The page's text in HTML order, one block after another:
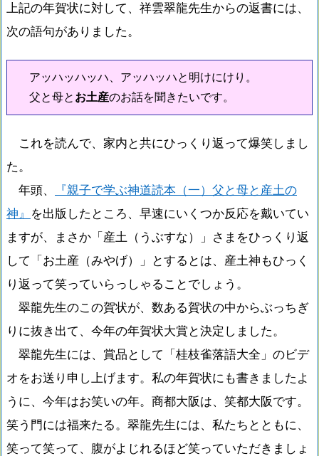
上記の年賀状に対して、祥雲翠龍先生からの返書には、
次の語句がありました。
アッハッハッハ、アッハッハと明けにけり。
父と母と お土産のお話を聞きたいです。
これを読んで、家内と共にひっくり返って爆笑しまし
た。
年頭、
『親子で学ぶ神道読本（一）父と母と産土の
神』 を出版したところ、早速にいくつか反応を戴いてい
ますが、まさか「産土（うぶすな）」さまをひっくり返
して「お土産（みやげ）」とするとは、産土神もひっく
り返って笑っていらっしゃることでしょう。
翠龍先生のこの賀状が、数ある賀状の中からぶっちぎ
りに抜き出て、今年の年賀状大賞と決定しました。
翠龍先生には、賞品として「桂枝雀落語大全」のビデ
オをお送り申し上げます。私の年賀状にも書きましたよ
うに、今年はお笑いの年。商都大阪は、笑都大阪です。
笑う門には福来たる。翠龍先生には、私たちとともに、
笑って笑って、腹がよじれるほど笑っていただきましょ